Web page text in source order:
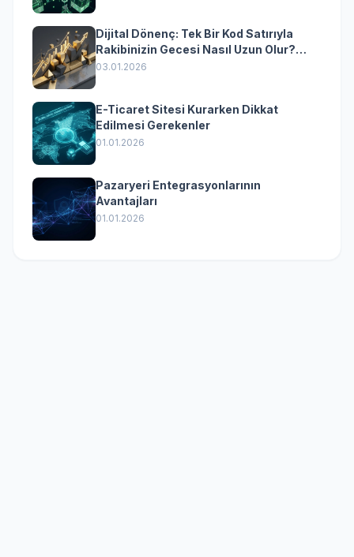
Dijital Dönenç: Tek Bir Kod Satırıyla
Rakibinizin Gecesi Nasıl Uzun Olur?
(Kurumsal Yazılımın Güçlü Rolü)
03.01.2026
E-Ticaret Sitesi Kurarken Dikkat
Edilmesi Gerekenler
01.01.2026
Pazaryeri Entegrasyonlarının
Avantajları
01.01.2026